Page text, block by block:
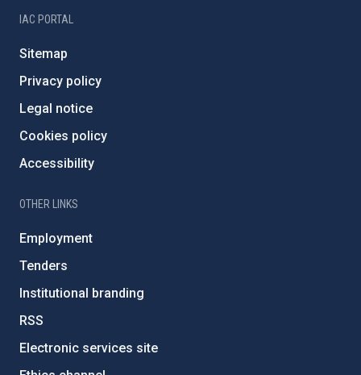
IAC PORTAL
Sitemap
Privacy policy
Legal notice
Cookies policy
Accessibility
OTHER LINKS
Employment
Tenders
Institutional branding
RSS
Electronic services site